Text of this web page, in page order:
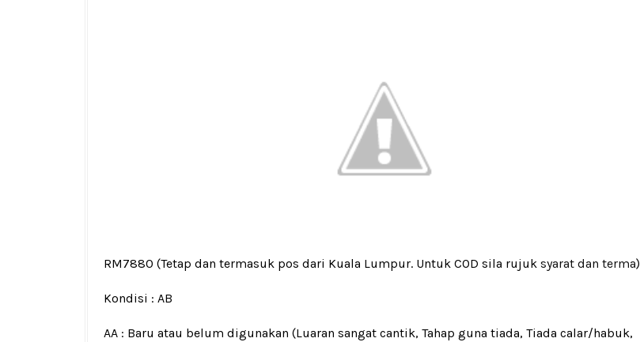
RM7880 (Tetap dan termasuk pos dari Kuala Lumpur. Untuk COD sila rujuk syarat dan terma)
Kondisi : AB
AA : Baru atau belum digunakan (Luaran sangat cantik, Tahap guna tiada, Tiada calar/habuk,